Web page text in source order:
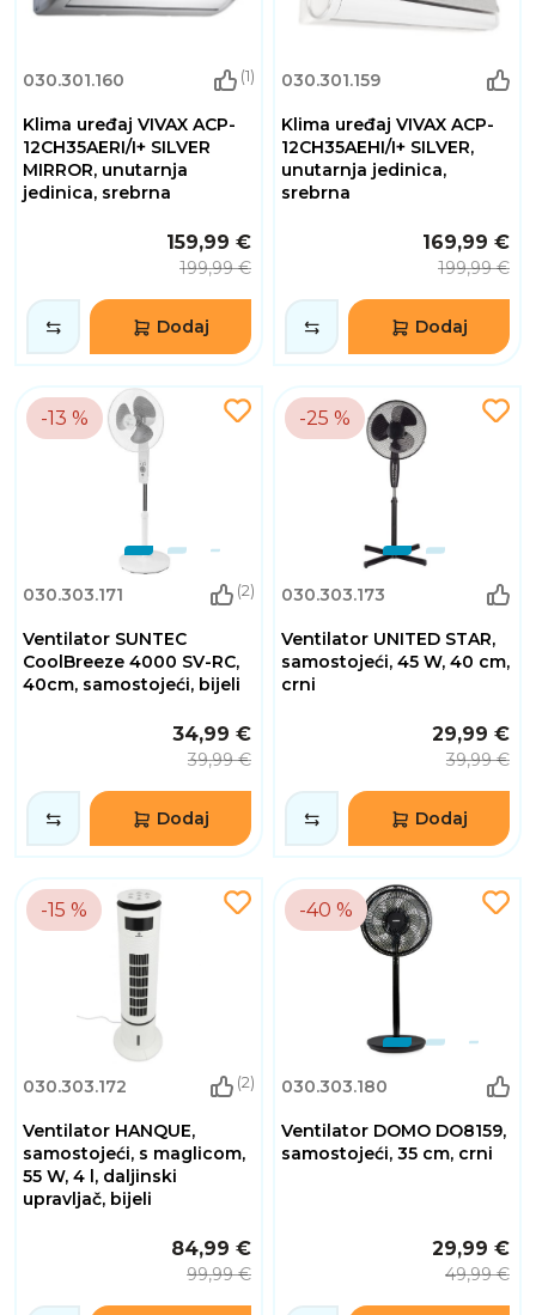
030.301.160 (1)
Klima uređaj VIVAX ACP-
12CH35AERI/I+ SILVER
MIRROR, unutarnja
jedinica, srebrna
159,99 €
199,99 €
Dodaj
030.301.159
Klima uređaj VIVAX ACP-
12CH35AEHI/I+ SILVER,
unutarnja jedinica,
srebrna
169,99 €
199,99 €
Dodaj
-13 %
030.303.171 (2)
Ventilator SUNTEC
CoolBreeze 4000 SV-RC,
40cm, samostojeći, bijeli
34,99 €
39,99 €
Dodaj
-25 %
030.303.173
Ventilator UNITED STAR,
samostojeći, 45 W, 40 cm,
crni
29,99 €
39,99 €
Dodaj
-15 %
030.303.172 (2)
Ventilator HANQUE,
samostojeći, s maglicom,
55 W, 4 l, daljinski
upravljač, bijeli
84,99 €
99,99 €
-40 %
030.303.180
Ventilator DOMO DO8159,
samostojeći, 35 cm, crni
29,99 €
49,99 €